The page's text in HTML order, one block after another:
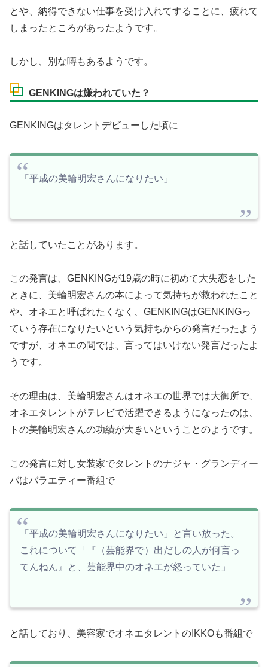
とや、納得できない仕事を受け入れてすることに、疲れて
しまったところがあったようです。
しかし、別な噂もあるようです。
GENKINGは嫌われていた？
GENKINGはタレントデビューした頃に
「平成の美輪明宏さんになりたい」
と話していたことがあります。
この発言は、GENKINGが19歳の時に初めて大失恋をした
ときに、美輪明宏さんの本によって気持ちが救われたこと
や、オネエと呼ばれたくなく、GENKINGはGENKINGっ
ていう存在になりたいという気持ちからの発言だったよう
ですが、オネエの間では、言ってはいけない発言だったよ
うです。
その理由は、美輪明宏さんはオネエの世界では大御所で、
オネエタレントがテレビで活躍できるようになったのは、
トの美輪明宏さんの功績が大きいということのようです。
この発言に対し女装家でタレントのナジャ・グランディー
バはバラエティー番組で
「平成の美輪明宏さんになりたい」と言い放った。
これについて「『（芸能界で）出だしの人が何言っ
てんねん』と、芸能界中のオネエが怒っていた」
と話しており、美容家でオネエタレントのIKKOも番組で